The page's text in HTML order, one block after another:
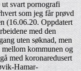
svart pornografi
som jeg får prøvd
(16.06.20. Oppdatert
med den
uten søknad, men
kommunen og
med koronaredusert
Hamar-